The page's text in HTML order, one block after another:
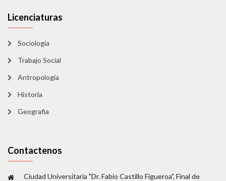
Licenciaturas
Sociologia
Trabajo Social
Antropologia
Historia
Geografia
Contactenos
Ciudad Universitaria "Dr. Fabio Castillo Figueroa", Final de